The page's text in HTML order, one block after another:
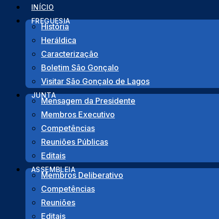
Pular
para
INÍCIO
FREGUESIA
História
Heráldica
Caracterização
Boletim São Gonçalo
Visitar São Gonçalo de Lagos
JUNTA
Mensagem da Presidente
Membros Executivo
Competências
Reuniões Públicas
Editais
ASSEMBLEIA
Membros Deliberativo
Competências
Reuniões
Editais
Pontos de Interesse
Edifício construído nos finais do séc. XVIII
edificações arruinadas pelo terramoto de 1755,
dá o nome. Funcionam neste local a Comissão dos
Gil Eanes.